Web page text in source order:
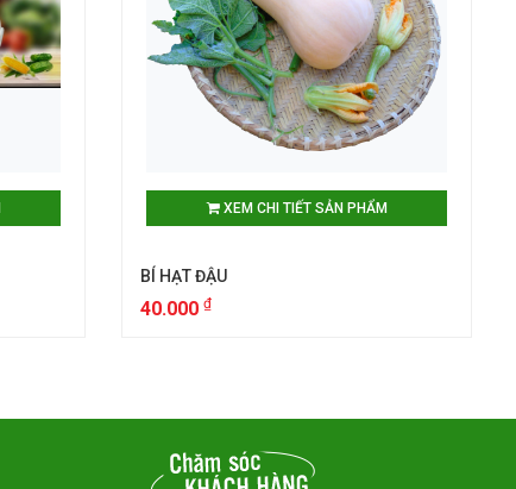
XEM CHI TIẾT SẢN PHẨM
BÍ HẠT ĐẬU
40.000 ₫